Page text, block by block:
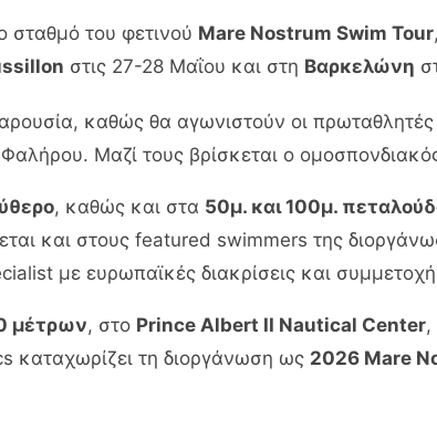
του φετινού Mare Nostrum Swim Tour
στις 27-28 Μαΐου και στη Βαρκελώνη
καθώς θα αγωνιστούν οι
Μαζί τους βρίσκεται ο
, καθώς και στα 50μ. και 100μ.
και στους featured swimmers της
με ευρωπαϊκές διακρίσεις και
μέτρων, στο Prince Albert II Nautical Center,
καταχωρίζει τη διοργάνωση ως 2026 Mare